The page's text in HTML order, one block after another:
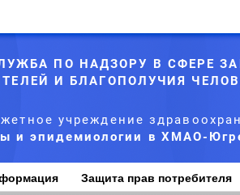
ПО НАДЗОРУ В СФЕРЕ
И БЛАГОПОЛУЧИЯ
учреждение
и эпидемиологии в ХМАО-
Защита прав потребителя